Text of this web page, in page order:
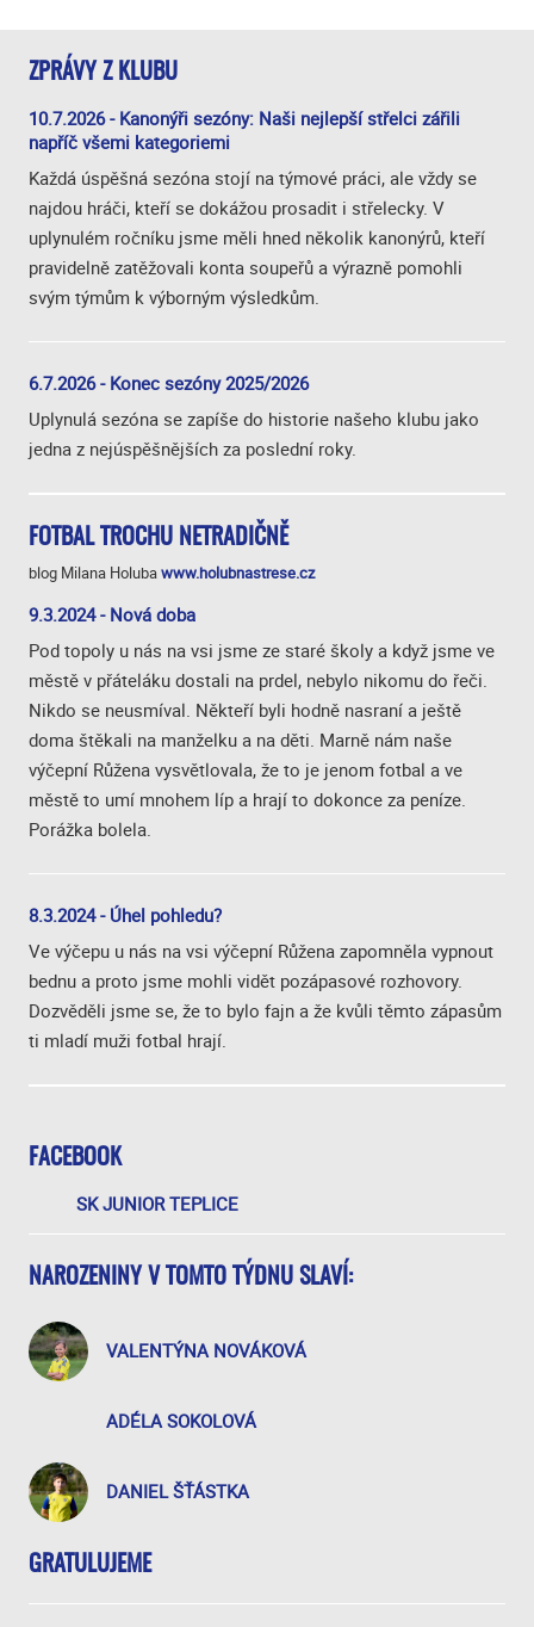
FACEBOOK
SK JUNIOR TEPLICE
NAROZENINY V TOMTO TÝDNU SLAVÍ:
VALENTÝNA NOVÁKOVÁ
ADÉLA SOKOLOVÁ
DANIEL ŠŤÁSTKA
GRATULUJEME
ZPRÁVY Z KLUBU
10.7.2026 - Kanonýři sezóny: Naši nejlepší střelci zářili
napříč všemi kategoriemi
Každá úspěšná sezóna stojí na týmové práci, ale vždy se
najdou hráči, kteří se dokážou prosadit i střelecky. V
uplynulém ročníku jsme měli hned několik kanonýrů, kteří
pravidelně zatěžovali konta soupeřů a výrazně pomohli
svým týmům k výborným výsledkům.
6.7.2026 - Konec sezóny 2025/2026
Uplynulá sezóna se zapíše do historie našeho klubu jako
jedna z nejúspěšnějších za poslední roky.
FOTBAL TROCHU NETRADIČNĚ
blog Milana Holubawww.holubnastrese.cz
9.3.2024 - Nová doba
Pod topoly u nás na vsi jsme ze staré školy a když jsme ve
městě v přáteláku dostali na prdel, nebylo nikomu do řeči.
Nikdo se neusmíval. Někteří byli hodně nasraní a ještě
doma štěkali na manželku a na děti. Marně nám naše
výčepní Růžena vysvětlovala, že to je jenom fotbal a ve
městě to umí mnohem líp a hrají to dokonce za peníze.
Porážka bolela.
8.3.2024 - Úhel pohledu?
Ve výčepu u nás na vsi výčepní Růžena zapomněla vypnout
bednu a proto jsme mohli vidět pozápasové rozhovory.
Dozvěděli jsme se, že to bylo fajn a že kvůli těmto zápasům
ti mladí muži fotbal hrají.